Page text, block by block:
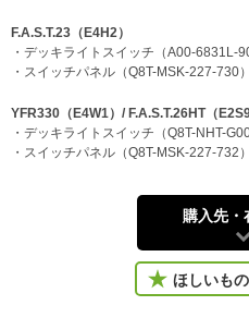
F.A.S.T.23（E4H2）
・デッキライトスイッチ（A00-6831L-90
・スイッチパネル（Q8T-MSK-227-730）
YFR330（E4W1）/ F.A.S.T.26HT（
・デッキライトスイッチ（Q8T-NHT-
・スイッチパネル（Q8T-MSK-227-732）
購入先・
ほしいも